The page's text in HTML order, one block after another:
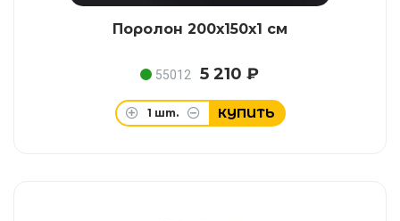
Поролон 200х150х1 см
55012 5 210 ₽
1 шт. КУПИТЬ